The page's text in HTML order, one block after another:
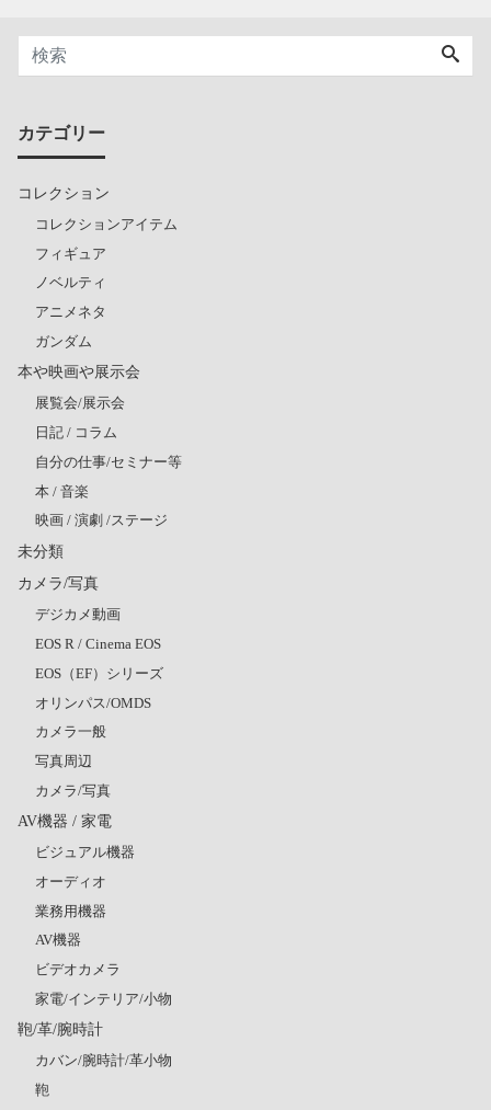
カテゴリー
コレクション
コレクションアイテム
フィギュア
ノベルティ
アニメネタ
ガンダム
本や映画や展示会
展覧会/展示会
日記 / コラム
自分の仕事/セミナー等
本 / 音楽
映画 / 演劇 /ステージ
未分類
カメラ/写真
デジカメ動画
EOS R / Cinema EOS
EOS（EF）シリーズ
オリンパス/OMDS
カメラ一般
写真周辺
カメラ/写真
AV機器 / 家電
ビジュアル機器
オーディオ
業務用機器
AV機器
ビデオカメラ
家電/インテリア/小物
鞄/革/腕時計
カバン/腕時計/革小物
鞄